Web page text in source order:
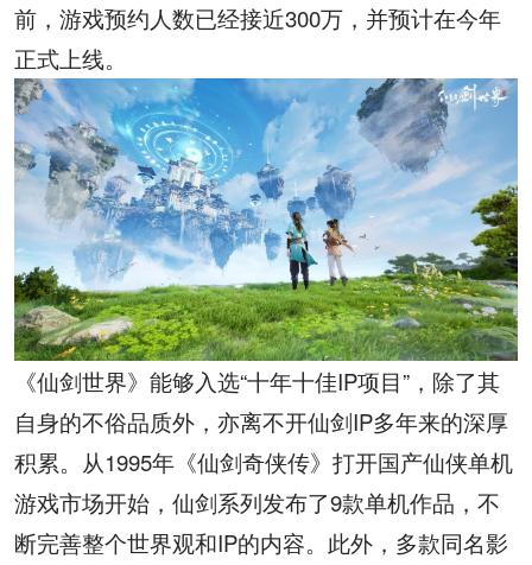
前，游戏预约人数已经接近300万，并预计在今年
正式上线。
《仙剑世界》能够入选“十年十佳IP项目”，除了其
自身的不俗品质外，亦离不开仙剑IP多年来的深厚
积累。从1995年《仙剑奇侠传》打开国产仙侠单机
游戏市场开始，仙剑系列发布了9款单机作品，不
断完善整个世界观和IP的内容。此外，多款同名影